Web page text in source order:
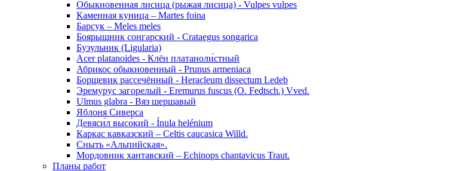
Обыкновенная лисица (рыжая лисица) - Vulpes vulpes
Каменная куница – Martes foina
Барсук – Meles meles
Боярышник сонгарский - Crataegus songarica
Бузульник (Ligularia)
Acer platanoides - Клён платаноли́стный
Абрикос обыкновенный - Prunus armeniaca
Борщевик рассечённый - Heracleum dissectum Ledeb
Эремурус загорелый - Eremurus fuscus (O. Fedtsch.) Vved.
Ulmus glabra - Вяз шершавый
Яблоня Сиверса
Девяси́л высо́кий - Ínula helénium
Каркас кавказский – Celtis caucasica Willd.
Сныть «Альпийская».
Мордовник хантавский – Echinops chantavicus Traut.
Планы работ